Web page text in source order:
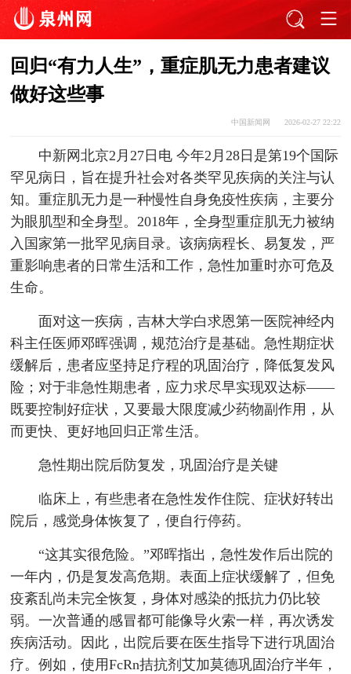
回归“有力人生”，重症肌无力患者建议
做好这些事
中国新闻网 2026-02-27 22:22
中新网北京2月27日电 今年2月28日是第19个国际
罕见病日，旨在提升社会对各类罕见疾病的关注与认
知。重症肌无力是一种慢性自身免疫性疾病，主要分
为眼肌型和全身型。2018年，全身型重症肌无力被纳
入国家第一批罕见病目录。该病病程长、易复发，严
重影响患者的日常生活和工作，急性加重时亦可危及
生命。
面对这一疾病，吉林大学白求恩第一医院神经内
科主任医师邓晖强调，规范治疗是基础。急性期症状
缓解后，患者应坚持足疗程的巩固治疗，降低复发风
险；对于非急性期患者，应力求尽早实现双达标——
既要控制好症状，又要最大限度减少药物副作用，从
而更快、更好地回归正常生活。
急性期出院后防复发，巩固治疗是关键
临床上，有些患者在急性发作住院、症状好转出
院后，感觉身体恢复了，便自行停药。
“这其实很危险。”邓晖指出，急性发作后出院的
一年内，仍是复发高危期。表面上症状缓解了，但免
疫紊乱尚未完全恢复，身体对感染的抵抗力仍比较
弱。一次普通的感冒都可能像导火索一样，再次诱发
疾病活动。因此，出院后要在医生指导下进行巩固治
疗。例如，使用FcRn拮抗剂艾加莫德巩固治疗半年，